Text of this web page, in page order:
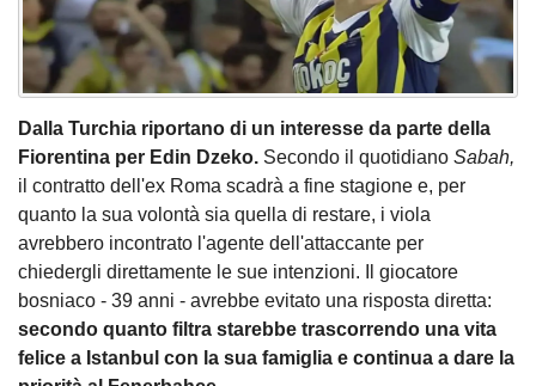
Dalla Turchia riportano di un interesse da parte della
Fiorentina per Edin Dzeko. Secondo il quotidiano Sabah,
il contratto dell'ex Roma scadrà a fine stagione e, per
quanto la sua volontà sia quella di restare, i viola
avrebbero incontrato l'agente dell'attaccante per
chiedergli direttamente le sue intenzioni. Il giocatore
bosniaco - 39 anni - avrebbe evitato una risposta diretta:
secondo quanto filtra starebbe trascorrendo una vita
felice a Istanbul con la sua famiglia e continua a dare la